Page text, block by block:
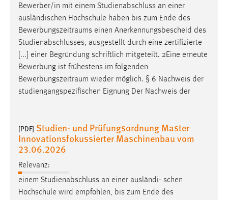
Bewerber/in mit einem Studienabschluss an einer
ausländischen Hochschule haben bis zum Ende des
Bewerbungszeitraums einen Anerkennungsbescheid des
Studienabschlusses, ausgestellt durch eine zertifizierte
[...] einer Begründung schriftlich mitgeteilt. 2Eine erneute
Bewerbung ist frühestens im folgenden
Bewerbungszeitraum wieder möglich. § 6 Nachweis der
studiengangspezifischen Eignung Der Nachweis der
[PDF] Studien- und Prüfungsordnung Master
Innovationsfokussierter Maschinenbau vom
23.06.2026
Relevanz:
einem Studienabschluss an einer ausländi- schen
Hochschule wird empfohlen, bis zum Ende des
Name:
Zweck:
Für performante Seitenauslieferung wird in diesem Cookie
gespeichert, ob man eingeloggt ist.
Sprachpräferenz
site-language-preference
Zweck:
Cookie Laufzeit: